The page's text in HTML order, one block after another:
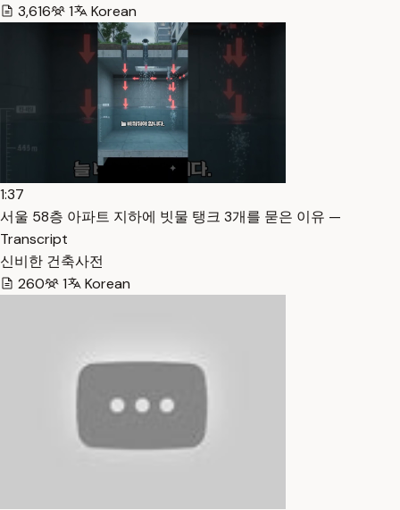
3,616
1 Korean
1:37
서울 58층 아파트 지하에 빗물 탱크 3개를 묻은 이유 —
Transcript
신비한 건축사전
260
1 Korean